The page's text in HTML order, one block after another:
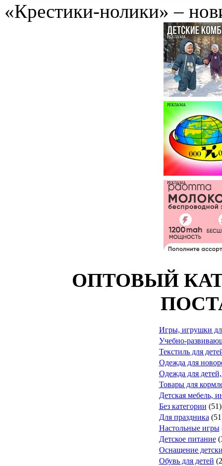
«Крестики-нолики» –
РЕКЛАМА
РЕКЛАМА
РЕКЛАМА
ОПТОВЫЙ
Игры, игрушки
Учебно-
Текстиль для
Одежда для
Одежда для
Товары для
Детская мебель,
Без категории (51)
Для праздника
Настольные игры
Детское питание
Оснащение
Обувь для детей